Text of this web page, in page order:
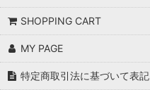
SHOPPING CART
MY PAGE
特定商取引法に基づいて表記